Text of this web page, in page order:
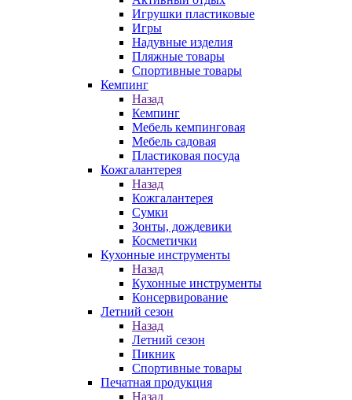
Игрушки пластиковые
Игры
Надувные изделия
Пляжные товары
Спортивные товары
Кемпинг
Назад
Кемпинг
Мебель кемпинговая
Мебель садовая
Пластиковая посуда
Кожгалантерея
Назад
Кожгалантерея
Сумки
Зонты, дождевики
Косметички
Кухонные инструменты
Назад
Кухонные инструменты
Консервирование
Летний сезон
Назад
Летний сезон
Пикник
Спортивные товары
Печатная продукция
Назад